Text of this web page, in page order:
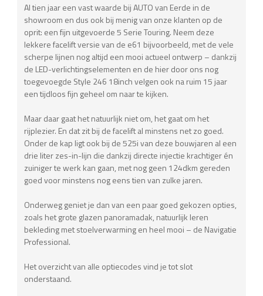
Al tien jaar een vast waarde bij AUTO van Eerde in de
showroom en dus ook bij menig van onze klanten op de
oprit: een fijn uitgevoerde 5 Serie Touring. Neem deze
lekkere facelift versie van de e61 bijvoorbeeld, met de vele
scherpe lijnen nog altijd een mooi actueel ontwerp – dankzij
de LED-verlichtingselementen en de hier door ons nog
toegevoegde Style 246 18inch velgen ook na ruim 15 jaar
een tijdloos fijn geheel om naar te kijken.
Maar daar gaat het natuurlijk niet om, het gaat om het
rijplezier. En dat zit bij de facelift al minstens net zo goed.
Onder de kap ligt ook bij de 525i van deze bouwjaren al een
drie liter zes-in-lijn die dankzij directe injectie krachtiger én
zuiniger te werk kan gaan, met nog geen 124dkm gereden
goed voor minstens nog eens tien van zulke jaren.
Onderweg geniet je dan van een paar goed gekozen opties,
zoals het grote glazen panoramadak, natuurlijk leren
bekleding met stoelverwarming en heel mooi – de Navigatie
Professional.
Het overzicht van alle optiecodes vind je tot slot
onderstaand.